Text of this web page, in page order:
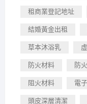
租商業登記地址
結婚黃金出租
草本沐浴乳
防火材料 防
阻火材料 電
頭皮深層清潔